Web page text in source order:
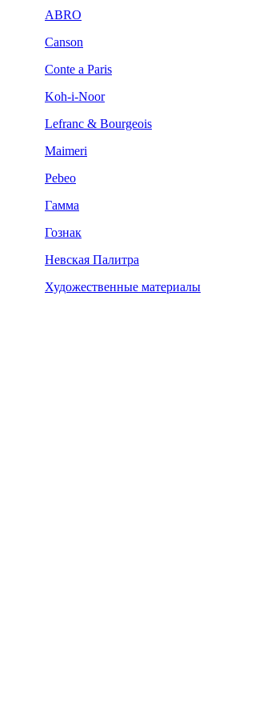
ABRO
Canson
Conte a Paris
Koh-i-Noor
Lefranc & Bourgeois
Maimeri
Pebeo
Гамма
Гознак
Невская Палитра
Художественные материалы